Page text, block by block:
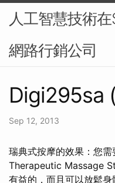
人工智慧技術
網路行銷公司
Digi295sa
Sep 12, 2013
瑞典式按摩的效果：您
Therapeutic Massage
有益的，而且可以放鬆